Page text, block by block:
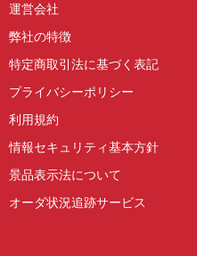
運営会社
弊社の特徴
特定商取引法に基づく表記
プライバシーポリシー
利用規約
情報セキュリティ基本方針
景品表示法について
オーダ状況追跡サービス